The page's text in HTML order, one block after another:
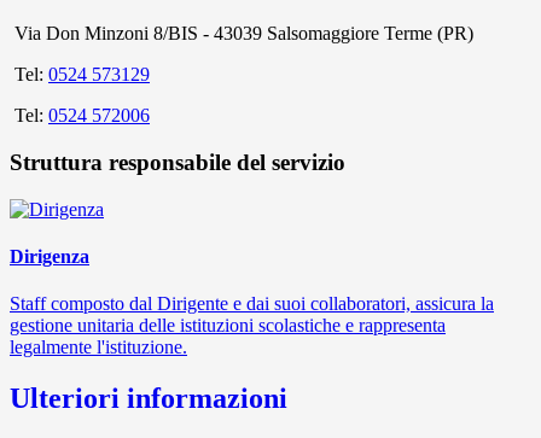
Via Don Minzoni 8/BIS - 43039 Salsomaggiore Terme (PR)
Tel: 0524 573129
Tel: 0524 572006
Struttura responsabile del servizio
Dirigenza
Staff composto dal Dirigente e dai suoi collaboratori, assicura la
gestione unitaria delle istituzioni scolastiche e rappresenta
legalmente l'istituzione.
Ulteriori informazioni